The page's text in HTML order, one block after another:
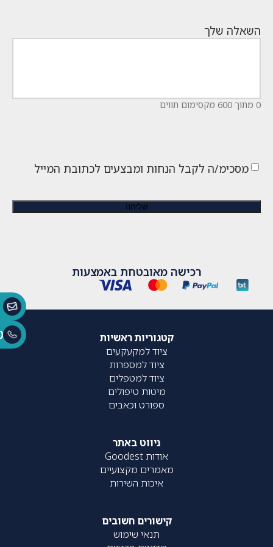
השאלה שלך
0 מתוך 600 מקסימום תווים
מסכימ/ה לקבל הנחות ומבצעים לכתובת המייל
רכישה מאובטחת באמצעות
קטגוריות ראשיות
ציוד למקעקעים
ציוד למספרות
ציוד למטפלים
מיטות טיפולים
ספורט וכאבים
ניווט באתר
אודות Goodest
מאמרים מקצועיים
איכות השירות
קישורים חשובים
תנאי שימוש